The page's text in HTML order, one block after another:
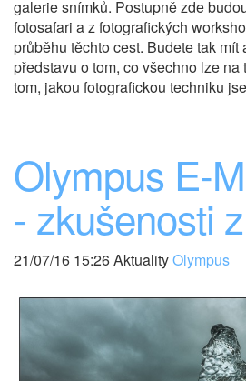
galerie snímků. Postupně zde
fotosafari a z fotografických
průběhu těchto cest. Budete tak mít
představu o tom, co všechno lze
tom, jakou fotografickou techniku
Olympus E-
- zkušenosti
21/07/16 15:26 AktualityOlympus